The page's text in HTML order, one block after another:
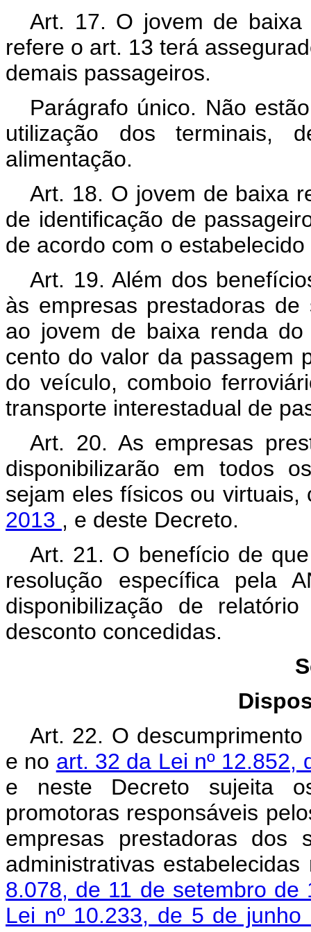
Art. 17. O jovem de
refere o art. 13 terá
demais passageiros.
Parágrafo único. Não
utilização dos terminais,
alimentação.
Art. 18. O jovem de baixa
de identificação de
de acordo com o
Art. 19. Além dos
às empresas prestadoras
ao jovem de baixa renda
cento do valor da passagem
do veículo, comboio
transporte interestadual de
Art. 20. As empresas
disponibilizarão em todos
sejam eles físicos ou
2013 , e deste Decreto.
Art. 21. O benefício de
resolução específica pela
disponibilização de
desconto concedidas.
Art. 22. O
e no art. 32 da Lei nº 12.852,
e neste Decreto sujeita
promotoras responsáveis
empresas prestadoras dos
administrativas
8.078, de 11 de setembro
Lei nº 10.233, de 5 de